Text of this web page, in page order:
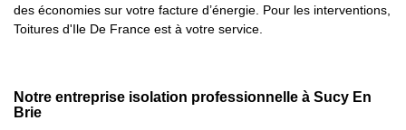
des économies sur votre facture d’énergie. Pour les interventions,
Toitures d'Ile De France est à votre service.
Notre entreprise isolation professionnelle à Sucy En
Brie